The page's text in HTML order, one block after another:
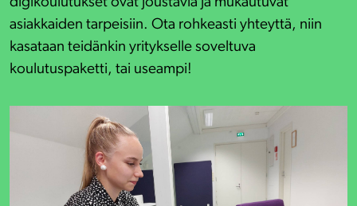
asiakkaiden tarpeisiin. Ota rohkeasti yhteyttä, niin
kasataan teidänkin yritykselle soveltuva
koulutuspaketti, tai useampi!